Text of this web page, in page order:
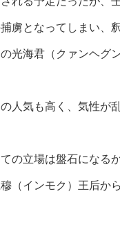
虜となってしまい、
光海君（クァンヘグ
人気も高く、気性が
の立場は盤石になる
（インモク）王后か